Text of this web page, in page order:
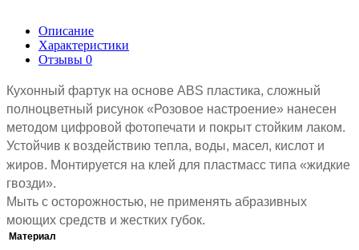
Описание
Характеристики
Отзывы 0
Кухонный фартук на основе ABS пластика, сложный
полноцветный рисунок «Розовое настроение» нанесен
методом цифровой фотопечати и покрыт стойким лаком.
Устойчив к воздействию тепла, воды, масел, кислот и
жиров. Монтируется на клей для пластмасс типа «жидкие
гвозди».
Мыть с осторожностью, не применять абразивных
моющих средств и жестких губок.
Материал